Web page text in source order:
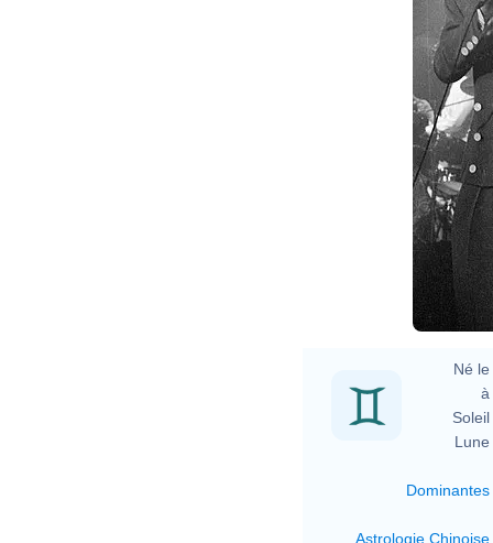
Né le
à
Soleil
Lune
Dominantes
Astrologie Chinoise